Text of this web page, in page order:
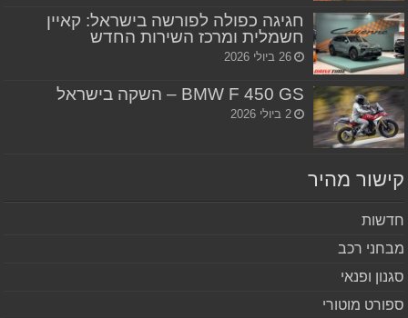
חגיגה כפולה לפורשה בישראל: קאיין
חשמלית ומרכז השירות החדש
26 ביולי 2026
BMW F 450 GS – השקה בישראל
2 ביולי 2026
מהיר
רכב
ופנאי
מוטורי